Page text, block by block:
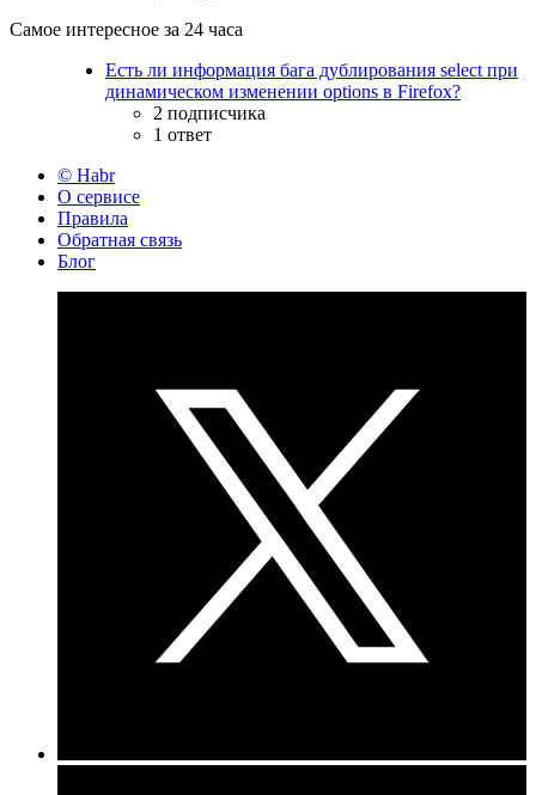
Самое интересное за 24 часа
Есть ли информация бага дублирования select при
динамическом изменении options в Firefox?
2 подписчика
1 ответ
© Habr
О сервисе
Правила
Обратная связь
Блог